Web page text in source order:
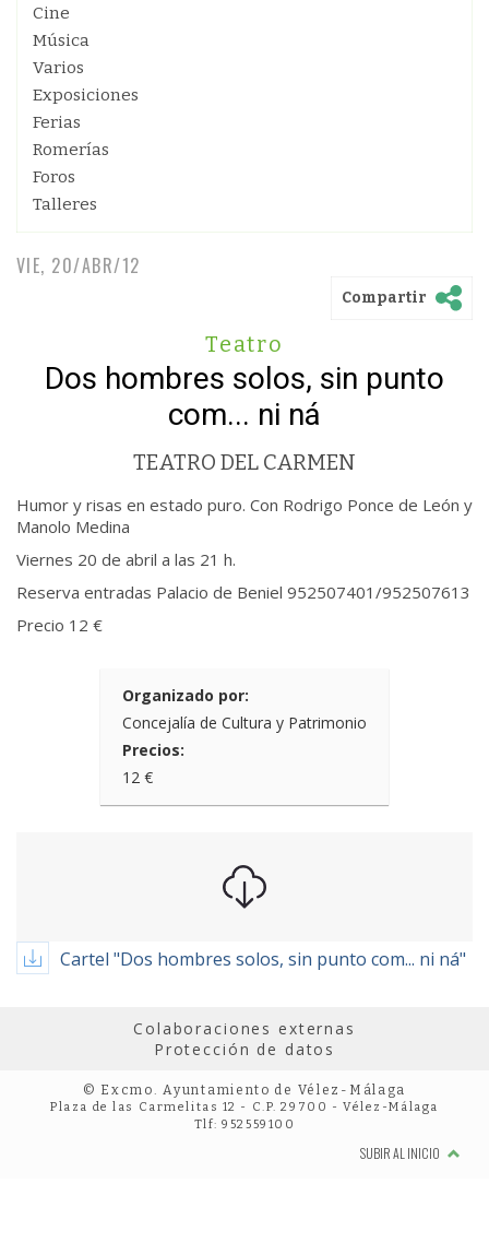
Cine
Música
Varios
Exposiciones
Ferias
Romerías
Foros
Talleres
VIE, 20/ABR/12
Compartir
Teatro
Dos hombres solos, sin punto
com... ni ná
TEATRO DEL CARMEN
Humor y risas en estado puro. Con Rodrigo Ponce de León y
Manolo Medina
Viernes 20 de abril a las 21 h.
Reserva entradas Palacio de Beniel 952507401/952507613
Precio 12 €
Organizado por:
Concejalía de Cultura y Patrimonio
Precios:
12 €
Cartel "Dos hombres solos, sin punto com... ni ná"
Colaboraciones externas
Protección de datos
© Excmo. Ayuntamiento de Vélez-Málaga
Plaza de las Carmelitas 12 - C.P. 29700 - Vélez-Málaga
Tlf: 952559100
SUBIR AL INICIO